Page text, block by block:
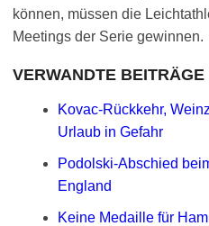
können, müssen die
Meetings der Serie gewinnen.
VERWANDTE BEITRÄGE
Kovac-Rückkehr,
Urlaub in Gefahr
Podolski-Abschied
England
Keine Medaille für